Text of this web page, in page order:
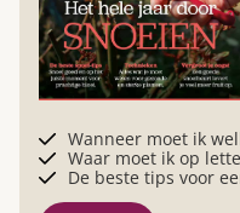
Wanneer moet ik
Waar moet ik op
De beste tips voor